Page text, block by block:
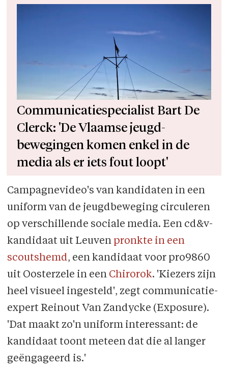
Communicatiespecialist Bart De
Clerck: 'De Vlaamse jeugd­­
bewegingen komen enkel in de
media als er iets fout loopt'
Campagnevideo's van kandidaten in een
uniform van de jeugdbeweging circuleren
op verschillende sociale media. Een cd&v-
kandi­daat uit Leuven pronkte in een
scouts­hemd, een kandidaat voor pro9860
uit Ooster­zele in een Chirorok. 'Kiezers zijn
heel visueel ingesteld', zegt communicatie-
expert Reinout Van Zandycke (Exposure).
'Dat maakt zo'n uniform interessant: de
kandidaat toont meteen dat die al langer
geëngageerd is.'